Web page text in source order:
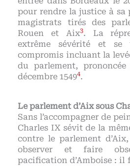
pour rendre la justice à sa
magistrats tirés des
Rouen et Aix3. La
extrême sévérité et
compromis incluant la
du parlement,
décembre 15494.
Le parlement d’Aix sous
Sans l’accompagner de
Charles IX sévit de la
contre le parlement
observer et faire
pacification d’Amboise : il